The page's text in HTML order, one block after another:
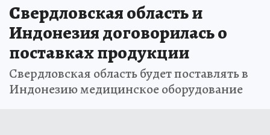
Свердловская область и
Индонезия договорилась о
поставках продукции
Свердловская область будет поставлять в
Индонезию медицинское оборудование